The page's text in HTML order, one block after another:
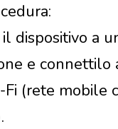
dispositivo a
e connettilo
(rete mobile